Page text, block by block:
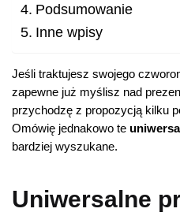
Podsumowanie
Inne wpisy
Jeśli traktujesz swojego
zapewne już myślisz nad
przychodzę z propozycją kilku
Omówię jednakowo te
bardziej wyszukane.
Uniwersalne